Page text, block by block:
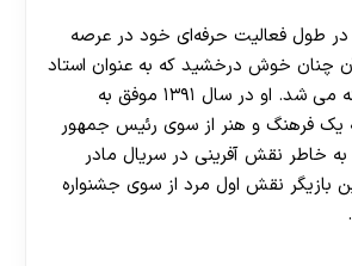
طول فعالیت حرفه‌ای خود در عرصه
چنان خوش درخشید که به عنوان استاد
مسلم سینما شناخته می‌ شد. او در سال ۱۳۹۱ موفق به
یک فرهنگ و هنر از سوی رئیس جمهور
خاطر نقش آفرینی در سریال مادر
بازیگر نقش اول مرد از سوی جشنواره